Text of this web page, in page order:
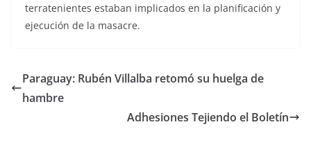
terratenientes estaban implicados en la planificación y
ejecución de la masacre.
Paraguay: Rubén Villalba retomó su huelga de
hambre
Adhesiones Tejiendo el Boletín